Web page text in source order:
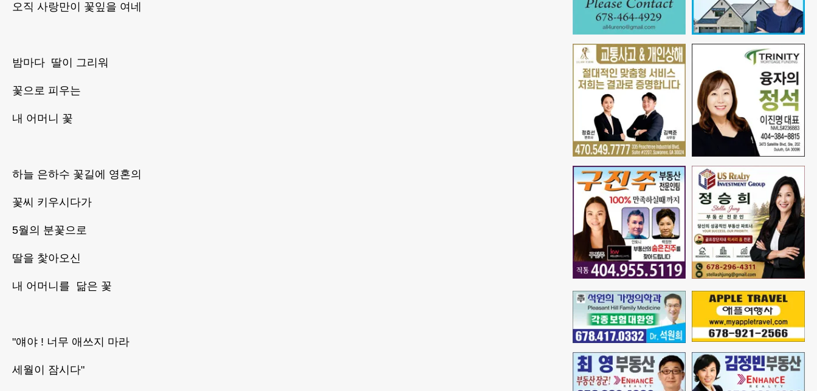
오직 사랑만이 꽃잎을 여네
밤마다 딸이 그리워
꽃으로 피우는
내 어머니 꽃
하늘 은하수 꽃길에 영혼의
꽃씨 키우시다가
5월의 분꽃으로
딸을 찿아오신
내 어머니를 닮은 꽃
"얘야 ! 너무 애쓰지 마라
세월이 잠시다"